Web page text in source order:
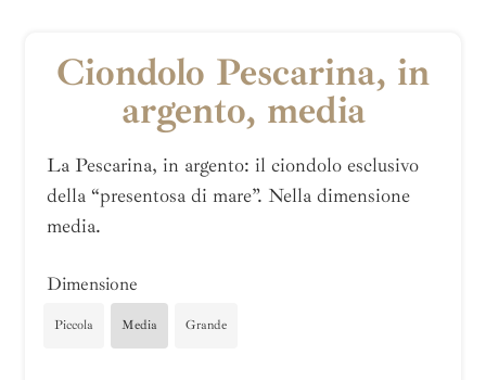
Ciondolo Pescarina, in
argento, media
La Pescarina, in argento: il ciondolo esclusivo
della “presentosa di mare”. Nella dimensione
media.
Dimensione
Piccola Media Grande